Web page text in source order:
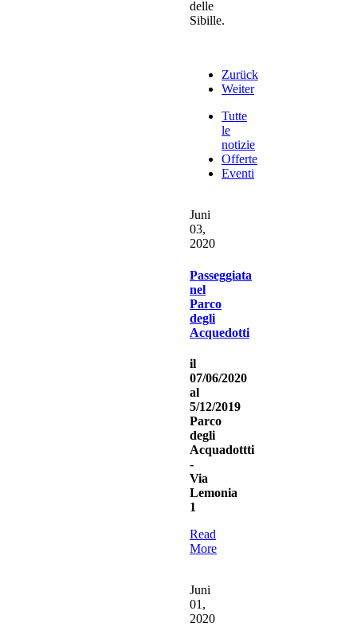
delle
Sibille.
Zurück
Weiter
Tutte
le
notizie
Offerte
Eventi
Juni
03,
2020
Passeggiata
nel
Parco
degli
Acquedotti
il
07/06/2020
al
5/12/2019
Parco
degli
Acquadottti
-
Via
Lemonia
1
Read
More
Juni
01,
2020